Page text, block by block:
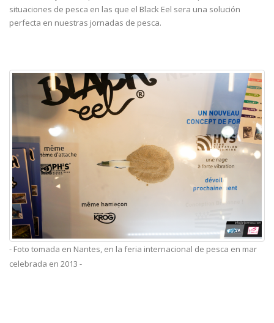
situaciones de pesca en las que el Black Eel sera una solución
perfecta en nuestras jornadas de pesca.
- Foto tomada en Nantes, en la feria internacional de pesca en mar
celebrada en 2013 -